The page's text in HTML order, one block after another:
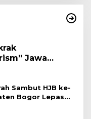
Jawa
Sambut HJB ke-
Bogor Lepas